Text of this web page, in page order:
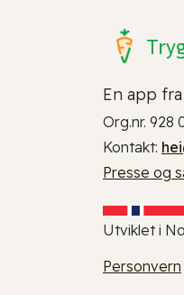
En app fra
Org.nr. 928
Kontakt:
Presse og
Utviklet i
Personvern